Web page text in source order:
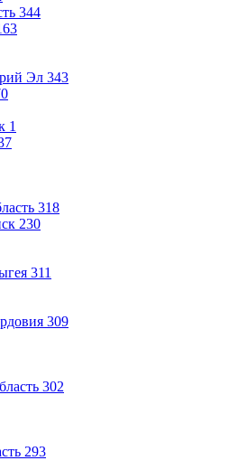
344
Эл 343
1
318
230
311
309
302
293